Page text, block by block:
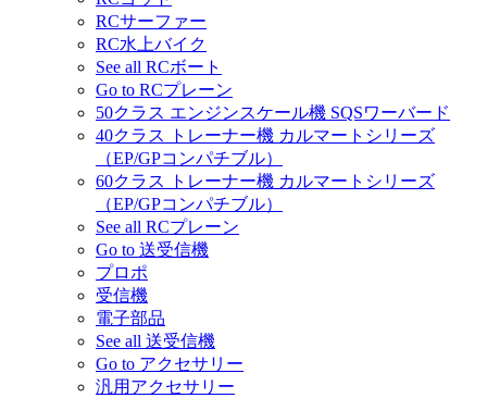
RCサーファー
RC水上バイク
See all RCボート
Go to RCプレーン
50クラス エンジンスケール機 SQSワーバード
40クラス トレーナー機 カルマートシリーズ
（EP/GPコンパチブル）
60クラス トレーナー機 カルマートシリーズ
（EP/GPコンパチブル）
See all RCプレーン
Go to 送受信機
プロポ
受信機
電子部品
See all 送受信機
Go to アクセサリー
汎用アクセサリー